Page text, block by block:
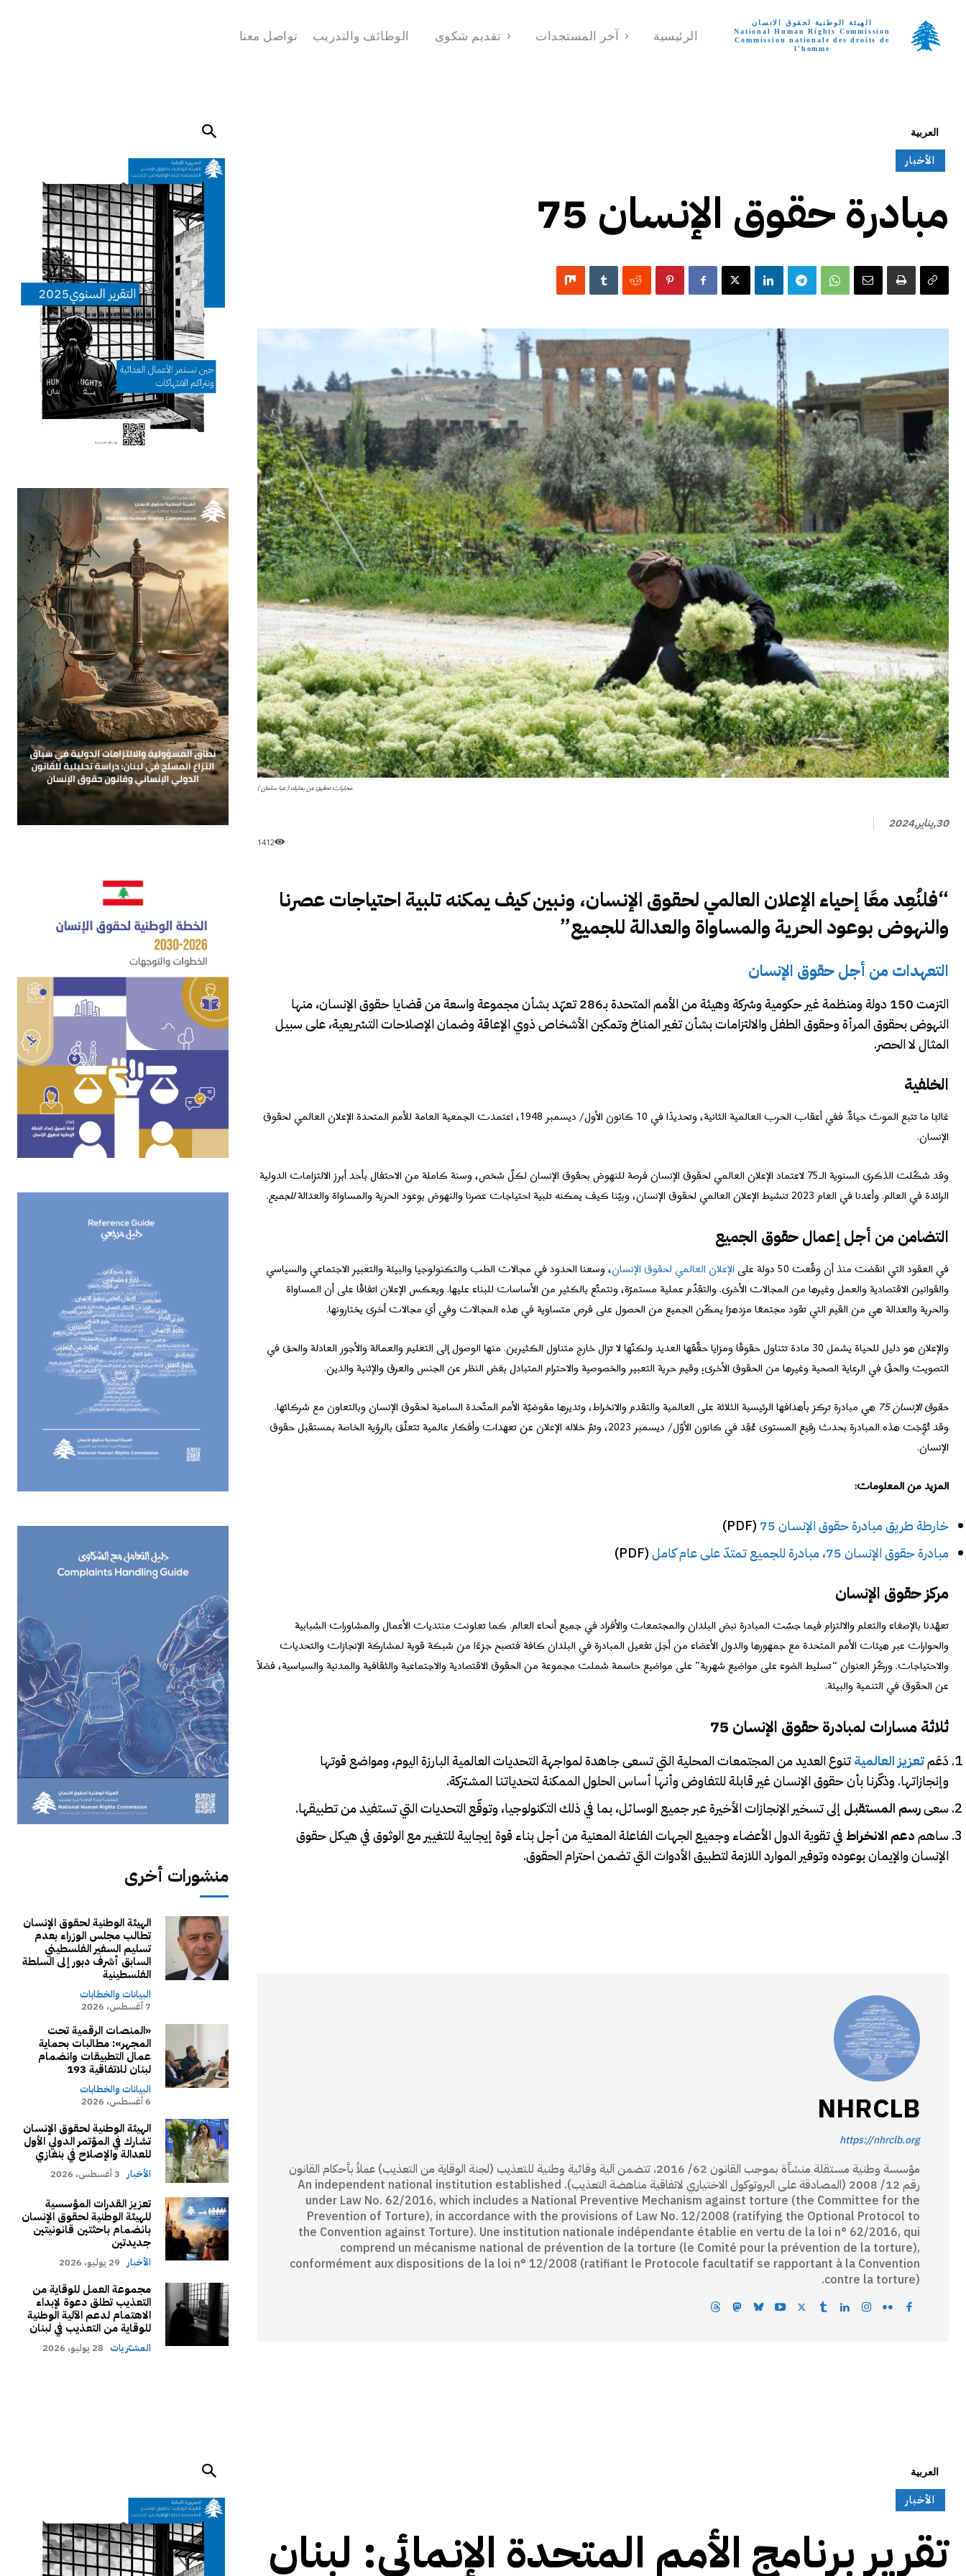
الهيئة الوطنية لحقوق الانسان
National Human Rights Commission
Commission nationale des droits de
l'homme
الرئيسية آخر المستجدات تقديم شكوى الوظائف والتدريب تواصل معنا
منشورات أخرى
الهيئة الوطنية لحقوق الإنسان
تطالب مجلس الوزراء بعدم
تسليم السفير الفلسطيني
السابق أشرف دبور إلى السلطة
الفلسطينية
البيانات والخطابات
7 أغسطس، 2026
«المنصات الرقمية تحت
المجهر»: مطالبات بحماية
عمال التطبيقات وانضمام
لبنان للاتفاقية 193
البيانات والخطابات
6 أغسطس، 2026
الهيئة الوطنية لحقوق الإنسان
تشارك في المؤتمر الدولي الأول
للعدالة والإصلاح في بنغازي
الأخبار 3 أغسطس، 2026
تعزيز القدرات المؤسسية
للهيئة الوطنية لحقوق الإنسان
بانضمام باحثتين قانونيتين
جديدتين
الأخبار 29 يوليو، 2026
مجموعة العمل للوقاية من
التعذيب تطلق دعوة لإبداء
الاهتمام لدعم الآلية الوطنية
للوقاية من التعذيب في لبنان
المشتريات 28 يوليو، 2026
العربية
الأخبار
مبادرة حقوق الإنسان 75
محليات تحقيق عن بعلبك ( عبا سلمان )
30,يناير,2024
1412
“فلنُعِد معًا إحياء الإعلان العالمي لحقوق الإنسان، ونبين كيف يمكنه تلبية احتياجات عصرنا
والنهوض بوعود الحرية والمساواة والعدالة للجميع”
التعهدات من أجل حقوق الإنسان
التزمت 150 دولة ومنظمة غير حكومية وشركة وهيئة من الأمم المتحدة بـ286 تعهّد بشأن مجموعة واسعة من قضايا حقوق الإنسان، منها
النهوض بحقوق المرأة وحقوق الطفل والالتزامات بشأن تغير المناخ وتمكين الأشخاص ذوي الإعاقة وضمان الإصلاحات التشريعية، على سبيل
المثال لا الحصر.
الخلفية
غالبًا ما تتبع الموتَ حياةٌ. ففي أعقاب الحرب العالمية الثانية، وتحديدًا في 10 كانون الأول/ ديسمبر 1948، اعتمدت الجمعية العامة للأمم المتحدة الإعلان العالمي لحقوق
الإنسان.
وقد شكّلت الذكرى السنوية الـ75 لاعتماد الإعلان العالمي لحقوق الإنسان فرصة للنهوض بحقوق الإنسان لكلّ شخص، وسنة كاملة من الاحتفال بأحد أبرز الالتزامات الدولية
الرائدة في العالم. وأعدنا في العام 2023 تنشيط الإعلان العالمي لحقوق الإنسان، وبيّنا كيف يمكنه تلبية احتياجات عصرنا والنهوض بوعود الحرية والمساواة والعدالة
للجميع.
التضامن من أجل إعمال حقوق الجميع
في العقود التي انقضت منذ أن وقّعت 50 دولة على الإعلان العالمي لحقوق الإنسان، وسعنا الحدود في مجالات الطب والتكنولوجيا والبيئة والتعبير الاجتماعي والسياسي
والقوانين الاقتصادية والعمل وغيرها من المجالات الأخرى. والتقدّم عملية مستمرّة، ونتمتّع بالكثير من الأساسات للبناء عليها. ويعكس الإعلان اتفاقًا على أن المساواة
والحرية والعدالة هي من القيم التي تقود مجتمعًا مزدهرًا يمكّن الجميع من الحصول على فرص متساوية في هذه المجالات وفي أي مجالات أخرى يختارونها.
والإعلان هو دليل للحياة يشمل 30 مادة تتناول حقوقًا ومزايا حقّقها العديد ولكنّها لا تزال خارج متناول الكثيرين. منها الوصول إلى التعليم والعمالة والأجور العادلة والحق في
التصويت والحقّ في الرعاية الصحية وغيرها من الحقوق الأخرى؛ وقيم حرية التعبير والخصوصية والاحترام المتبادل بغض النظر عن الجنس والعرق والإثنية والدين.
حقوق الإنسان 75
هي مبادرة تركز بأهدافها الرئيسية الثلاثة على العالمية والتقدم والانخراط، وتديرها مفوضيّة الأمم المتّحدة السامية لحقوق الإنسان وبالتعاون مع شركائها.
وقد تُوِّجَت هذه المبادرة بحدث رفيع المستوى عُقِد في كانون الأوّل/ ديسمبر 2023، وتمّ خلاله الإعلان عن تعهدات وأفكار عالمية تتعلّق بالرؤية الخاصة بمستقبل حقوق
الإنسان.
المزيد من المعلومات:
خارطة طريق مبادرة حقوق الإنسان 75
(PDF)
مبادرة حقوق الإنسان 75، مبادرة للجميع تمتدّ على عام كامل
(PDF)
مركز حقوق الإنسان
تعهّدنا بالإصغاء والتعلم والالتزام فيما جسّت المبادرة نبض البلدان والمجتمعات والأفراد في جميع أنحاء العالم. كما تعاونت منتديات الأعمال والمشاورات الشبابية
والحوارات عبر هيئات الأمم المتحدة مع جمهورها والدول الأعضاء من أجل تفعيل المبادرة في البلدان كافة فتصبح جزءًا من شبكة قوية لمشاركة الإنجازات والتحديات
والاحتياجات. وركّز العنوان “تسليط الضوء على مواضيع شهرية” على مواضيع حاسمة شملت مجموعة من الحقوق الاقتصادية والاجتماعية والثقافية والمدنية والسياسية، فضلاً
عن الحقوق في التنمية والبيئة.
ثلاثة مسارات لمبادرة حقوق الإنسان 75
دَعَمتعزيز العالميةتنوع العديد من المجتمعات المحلية التي تسعى جاهدة لمواجهة التحديات العالمية البارزة اليوم، ومواضع قوتها
وإنجازاتها. وذكّرنا بأن حقوق الإنسان غير قابلة للتفاوض وأنها أساس الحلول الممكنة لتحدياتنا المشتركة.
سعىرسم المستقبل إلى تسخير الإنجازات الأخيرة عبر جميع الوسائل، بما في ذلك التكنولوجيا، وتوقّع التحديات التي تستفيد من تطبيقها.
ساهمدعم الانخراط في تقوية الدول الأعضاء وجميع الجهات الفاعلة المعنية من أجل بناء قوة إيجابية للتغيير مع الوثوق في هيكل حقوق
الإنسان والإيمان بوعوده وتوفير الموارد اللازمة لتطبيق الأدوات التي تضمن احترام الحقوق.
NHRCLB
https://nhrclb.org
مؤسسة وطنية مستقلة منشأة بموجب القانون 62/ 2016، تتضمن آلية وقائية وطنية للتعذيب (لجنة الوقاية من التعذيب) عملاً بأحكام القانون
رقم 12/ 2008 (المصادقة على البروتوكول الاختياري لاتفاقية مناهضة التعذيب). An independent national institution established
under Law No. 62/2016, which includes a National Preventive Mechanism against torture (the Committee for the
Prevention of Torture), in accordance with the provisions of Law No. 12/2008 (ratifying the Optional Protocol to
the Convention against Torture). Une institution nationale indépendante établie en vertu de la loi n° 62/2016, qui
comprend un mécanisme national de prévention de la torture (le Comité pour la prévention de la torture),
conformément aux dispositions de la loi n° 12/2008 (ratifiant le Protocole facultatif se rapportant à la Convention
contre la torture).